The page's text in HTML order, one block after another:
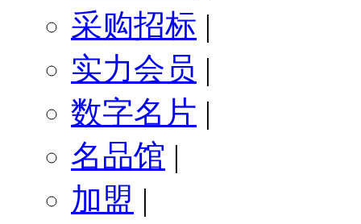
采购招标 |
实力会员 |
数字名片 |
名品馆 |
加盟 |